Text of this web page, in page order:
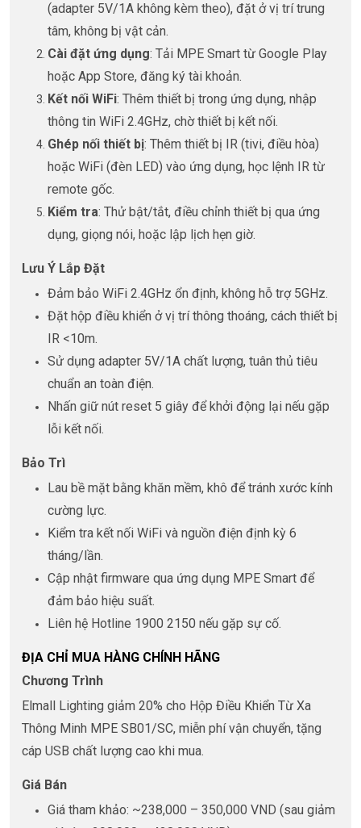
(adapter 5V/1A không kèm theo), đặt ở vị trí trung
tâm, không bị vật cản.
Cài đặt ứng dụng: Tải MPE Smart từ Google Play
hoặc App Store, đăng ký tài khoản.
Kết nối WiFi: Thêm thiết bị trong ứng dụng, nhập
thông tin WiFi 2.4GHz, chờ thiết bị kết nối.
Ghép nối thiết bị: Thêm thiết bị IR (tivi, điều hòa)
hoặc WiFi (đèn LED) vào ứng dụng, học lệnh IR từ
remote gốc.
Kiểm tra: Thử bật/tắt, điều chỉnh thiết bị qua ứng
dụng, giọng nói, hoặc lập lịch hẹn giờ.
Lưu Ý Lắp Đặt
Đảm bảo WiFi 2.4GHz ổn định, không hỗ trợ 5GHz.
Đặt hộp điều khiển ở vị trí thông thoáng, cách thiết bị
IR <10m.
Sử dụng adapter 5V/1A chất lượng, tuân thủ tiêu
chuẩn an toàn điện.
Nhấn giữ nút reset 5 giây để khởi động lại nếu gặp
lỗi kết nối.
Bảo Trì
Lau bề mặt bằng khăn mềm, khô để tránh xước kính
cường lực.
Kiểm tra kết nối WiFi và nguồn điện định kỳ 6
tháng/lần.
Cập nhật firmware qua ứng dụng MPE Smart để
đảm bảo hiệu suất.
Liên hệ Hotline 1900 2150 nếu gặp sự cố.
ĐỊA CHỈ MUA HÀNG CHÍNH HÃNG
Chương Trình
Elmall Lighting giảm 20% cho Hộp Điều Khiển Từ Xa
Thông Minh MPE SB01/SC, miễn phí vận chuyển, tặng
cáp USB chất lượng cao khi mua.
Giá Bán
Giá tham khảo: ~238,000 – 350,000 VND (sau giảm